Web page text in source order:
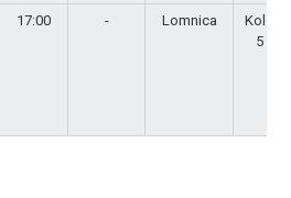
17:00 - Lomnica
Kolo
5